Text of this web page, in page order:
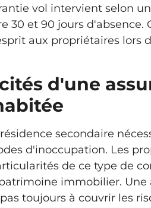
vol intervient selon
30 et 90 jours d'absence.
aux propriétaires lors
d'une
secondaire
d'inoccupation. Les
de ce type de
immobilier. Une
toujours à couvrir les